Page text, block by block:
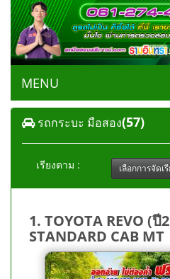
MENU
รถกระบะ มือสอง(57)
เรียงตาม : เลือกการจัดเ
1. TOYOTA REVO (
STANDARD CAB MT